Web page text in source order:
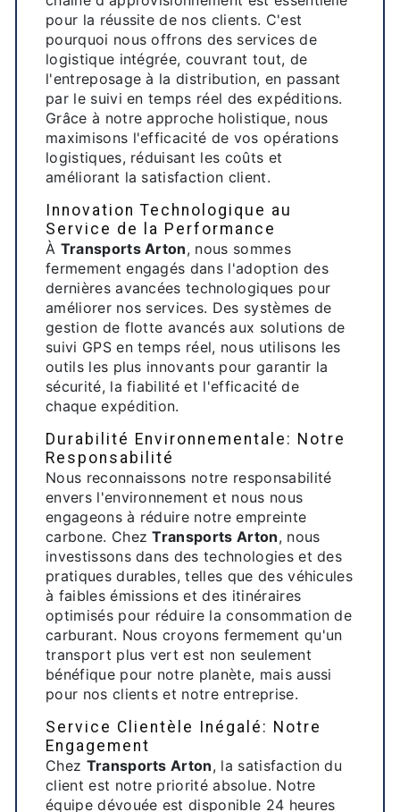
pour la réussite de nos clients. C'est
pourquoi nous offrons des services de
logistique intégrée, couvrant tout, de
l'entreposage à la distribution, en passant
par le suivi en temps réel des expéditions.
Grâce à notre approche holistique, nous
maximisons l'efficacité de vos opérations
logistiques, réduisant les coûts et
améliorant la satisfaction client.
Innovation Technologique au
Service de la Performance
À Transports Arton, nous sommes
fermement engagés dans l'adoption des
dernières avancées technologiques pour
améliorer nos services. Des systèmes de
gestion de flotte avancés aux solutions de
suivi GPS en temps réel, nous utilisons les
outils les plus innovants pour garantir la
sécurité, la fiabilité et l'efficacité de
chaque expédition.
Durabilité Environnementale: Notre
Responsabilité
Nous reconnaissons notre responsabilité
envers l'environnement et nous nous
engageons à réduire notre empreinte
carbone. ChezTransports Arton, nous
investissons dans des technologies et des
pratiques durables, telles que des véhicules
à faibles émissions et des itinéraires
optimisés pour réduire la consommation de
carburant. Nous croyons fermement qu'un
transport plus vert est non seulement
bénéfique pour notre planète, mais aussi
pour nos clients et notre entreprise.
Service Clientèle Inégalé: Notre
Engagement
Chez Transports Arton, la satisfaction du
client est notre priorité absolue. Notre
équipe dévouée est disponible 24 heures